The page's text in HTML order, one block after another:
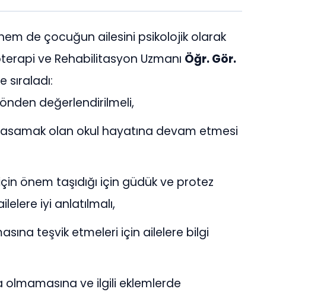
de çocuğun ailesini psikolojik olarak
ve Rehabilitasyon Uzmanı Öğr. Gör.
sıraladı:
değerlendirilmeli,
olan okul hayatına devam etmesi
önem taşıdığı için güdük ve protez
iyi anlatılmalı,
teşvik etmeleri için ailelere bilgi
ve ilgili eklemlerde